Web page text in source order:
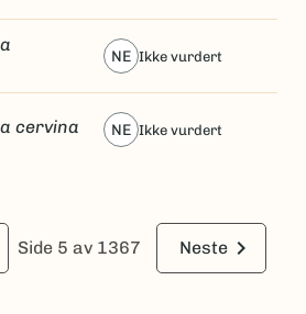
NE ikke vurdert
cervina NE ikke vurdert
Side 5 av 1367 Neste keyboard_arrow_right